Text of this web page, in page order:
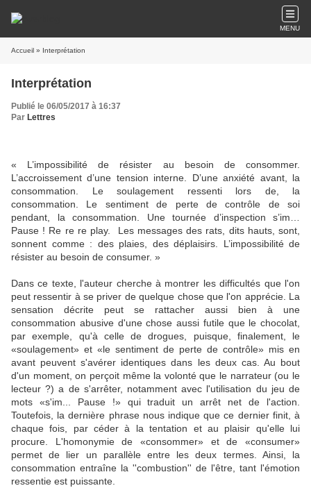
MENU
Accueil » Interprétation
Interprétation
Publié le 06/05/2017 à 16:37
Par Lettres
« L’impossibilité de résister au besoin de consommer.
L’accroissement d’une tension interne. D’une anxiété avant, la
consommation. Le soulagement ressenti lors de, la
consommation. Le sentiment de perte de contrôle de soi
pendant, la consommation. Une tournée d’inspection s’im…
Pause ! Re re re play. Les messages des rats, dits hauts, sont,
sonnent comme : des plaies, des déplaisirs. L’impossibilité de
résister au besoin de consumer. »
Dans ce texte, l'auteur cherche à montrer les difficultés que l'on
peut ressentir à se priver de quelque chose que l'on apprécie. La
sensation décrite peut se rattacher aussi bien à une
consommation abusive d'une chose aussi futile que le chocolat,
par exemple, qu'à celle de drogues, puisque, finalement, le
«soulagement» et «le sentiment de perte de contrôle» mis en
avant peuvent s'avérer identiques dans les deux cas. Au bout
d'un moment, on perçoit même la volonté que le narrateur (ou le
lecteur ?) a de s'arrêter, notamment avec l'utilisation du jeu de
mots «s'im... Pause !» qui traduit un arrêt net de l'action.
Toutefois, la dernière phrase nous indique que ce dernier finit, à
chaque fois, par céder à la tentation et au plaisir qu'elle lui
procure. L'homonymie de «consommer» et de «consumer»
permet de lier un parallèle entre les deux termes. Ainsi, la
consommation entraîne la ''combustion'' de l'être, tant l'émotion
ressentie est puissante.